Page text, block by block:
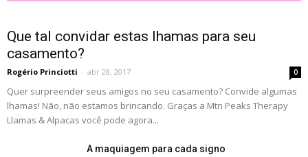
Que tal convidar estas lhamas para seu
casamento?
Rogério Princiotti - abr 28, 2017 0
Quer surpreender seus amigos no seu casamento? Convide algumas
lhamas! Não, não estamos brincando. Graças a Mtn Peaks Therapy
Llamas & Alpacas você pode agora...
A maquiagem para cada signo